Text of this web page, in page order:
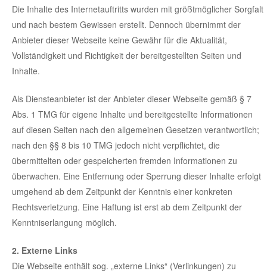
Die Inhalte des Internetauftritts wurden mit größtmöglicher Sorgfalt
und nach bestem Gewissen erstellt. Dennoch übernimmt der
Anbieter dieser Webseite keine Gewähr für die Aktualität,
Vollständigkeit und Richtigkeit der bereitgestellten Seiten und
Inhalte.
Als Diensteanbieter ist der Anbieter dieser Webseite gemäß § 7
Abs. 1 TMG für eigene Inhalte und bereitgestellte Informationen
auf diesen Seiten nach den allgemeinen Gesetzen verantwortlich;
nach den §§ 8 bis 10 TMG jedoch nicht verpflichtet, die
übermittelten oder gespeicherten fremden Informationen zu
überwachen. Eine Entfernung oder Sperrung dieser Inhalte erfolgt
umgehend ab dem Zeitpunkt der Kenntnis einer konkreten
Rechtsverletzung. Eine Haftung ist erst ab dem Zeitpunkt der
Kenntniserlangung möglich.
2. Externe Links
Die Webseite enthält sog. „externe Links“ (Verlinkungen) zu